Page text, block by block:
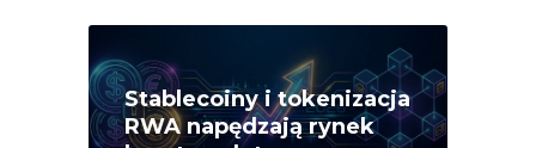
Stablecoiny i tokenizacja
RWA napędzają rynek